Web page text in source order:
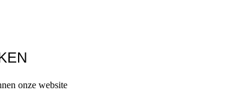
onze website